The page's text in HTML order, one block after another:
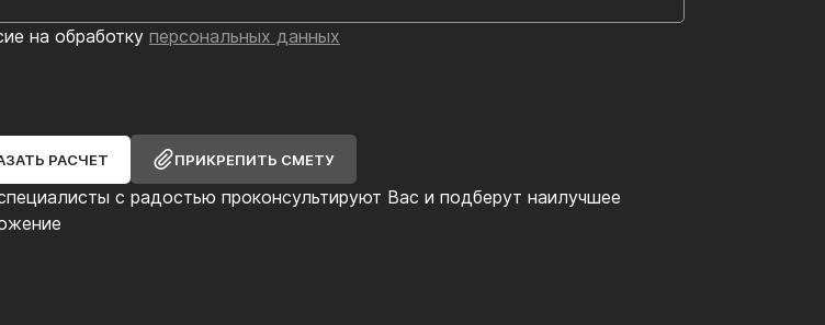
с радостью проконсультируют Вас и подберут наилучшее
на обработку персональных данных
РАСЧЕТ ПРИКРЕПИТЬ СМЕТУ